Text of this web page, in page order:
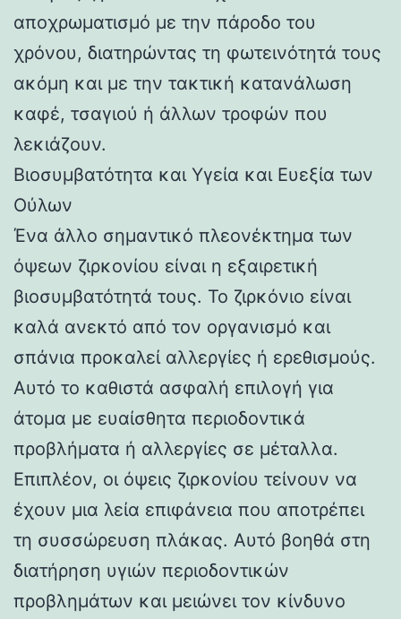
αποχρωματισμό με την πάροδο του
χρόνου, διατηρώντας τη φωτεινότητά τους
ακόμη και με την τακτική κατανάλωση
καφέ, τσαγιού ή άλλων τροφών που
λεκιάζουν.
Βιοσυμβατότητα και Υγεία και Ευεξία των
Ούλων
Ένα άλλο σημαντικό πλεονέκτημα των
όψεων ζιρκονίου είναι η εξαιρετική
βιοσυμβατότητά τους. Το ζιρκόνιο είναι
καλά ανεκτό από τον οργανισμό και
σπάνια προκαλεί αλλεργίες ή ερεθισμούς.
Αυτό το καθιστά ασφαλή επιλογή για
άτομα με ευαίσθητα περιοδοντικά
προβλήματα ή αλλεργίες σε μέταλλα.
Επιπλέον, οι όψεις ζιρκονίου τείνουν να
έχουν μια λεία επιφάνεια που αποτρέπει
τη συσσώρευση πλάκας. Αυτό βοηθά στη
διατήρηση υγιών περιοδοντικών
προβλημάτων και μειώνει τον κίνδυνο